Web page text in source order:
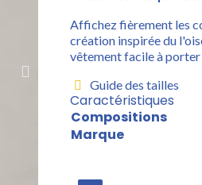
Affichez fièrement les
création inspirée du
vêtement facile à
Guide des tailles
Caractéristiques
Compositions
Marque